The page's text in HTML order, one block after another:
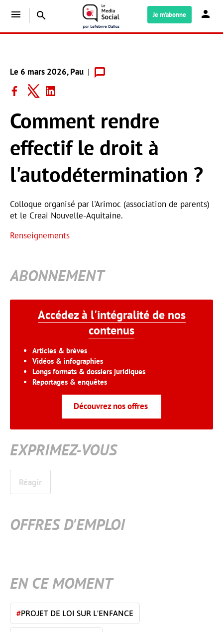
menu search Je m'abonne
Le 6 mars 2026, Pau
Comment rendre
effectif le droit à
l'autodétermination ?
Colloque organisé par l'Arimoc (association de parents)
et le Creai Nouvelle-Aquitaine.
Renseignements
ABONNEMENT
Accédez à l'intégralité de nos
contenus
Articles & brèves
Vidéos & infographies
Longs formats & dossiers juridiques
Reportages & enquêtes
Découvrez nos offres
EXPRIMEZ-VOUS
Réagir
OFFRES D'EMPLOI
EN CE MOMENT
#PROJET DE LOI SUR L'ENFANCE